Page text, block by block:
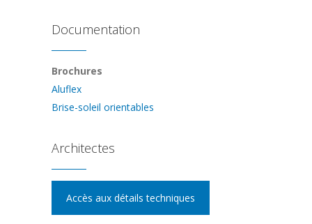
Documentation
Brochures
Aluflex
Brise-soleil orientables
Architectes
Accès aux détails techniques